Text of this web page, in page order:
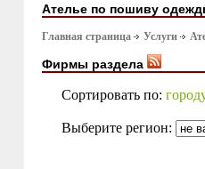
Ателье по пошиву
Главная страница Услуги
Фирмы раздела
Сортировать по:
Выберите регион: